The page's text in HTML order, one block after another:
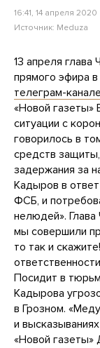
16:41, 14 апреля 2020
Источник: Meduza
13 апреля
прямого эфира
телеграм-канале
«Новой газеты»
ситуации с
говорилось в
средств
задержания за
Кадыров в
ФСБ, и
нелюдей». Глава
мы совершили
то так и
Посидит в
Кадырова
в Грозном.
и
«Новой